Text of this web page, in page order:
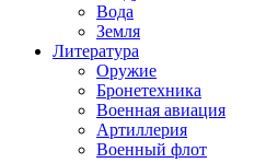
Вода
Земля
Литература
Оружие
Бронетехника
Военная авиация
Артиллерия
Военный флот